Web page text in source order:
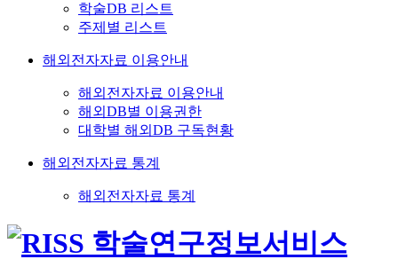
학술DB 리스트
주제별 리스트
해외전자자료 이용안내
해외전자자료 이용안내
해외DB별 이용권한
대학별 해외DB 구독현황
해외전자자료 통계
해외전자자료 통계